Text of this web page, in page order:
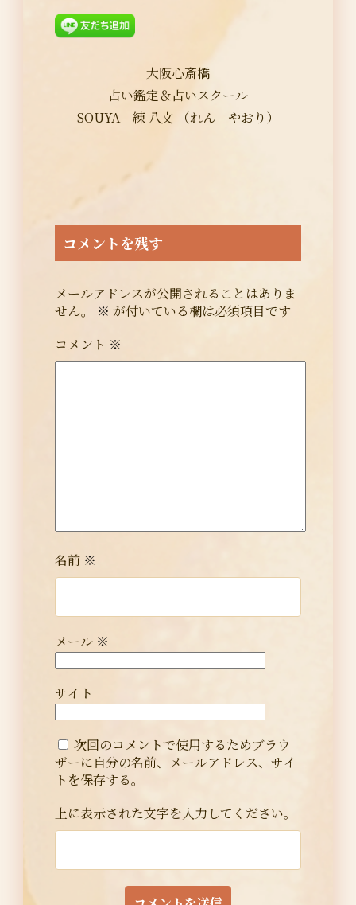
大阪心斎橋
占い鑑定＆占いスクール
SOUYA 練 八文 （れん やおり）
コメントを残す
メールアドレスが公開されることはありま
せん。
※ が付いている欄は必須項目です
コメント ※
名前 ※
メール ※
サイト
次回のコメントで使用するためブラウ
ザーに自分の名前、メールアドレス、サイ
トを保存する。
上に表示された文字を入力してください。